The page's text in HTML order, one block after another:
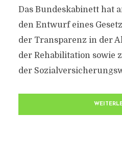
Das Bundeskabinett hat
den Entwurf eines
der Transparenz in der
der Rehabilitation sowie
der